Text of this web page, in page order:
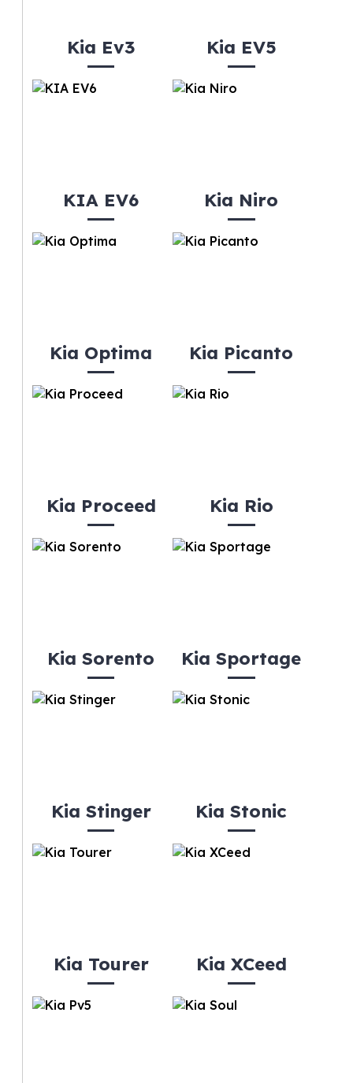
Kia Ev3 Kia EV5
KIA EV6 Kia Niro
Kia Optima Kia Picanto
Kia Proceed Kia Rio
Kia Sorento Kia Sportage
Kia Stinger Kia Stonic
Kia Tourer Kia XCeed